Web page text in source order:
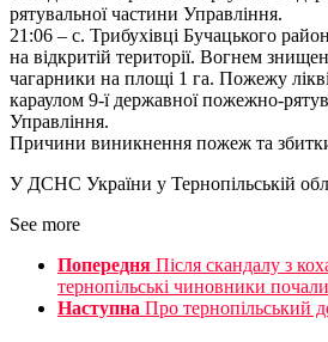
рятувальної частини Управління.
21:06 – с. Трибухівці Бучацького
на відкритій території. Вогнем
чагарники на площі 1 га. Пожежу
караулом 9-ї державної пожежно-
Управління.
Причини виникнення пожеж та
У ДСНС України у Тернопільській
See more
Попередня Після скандалу з
тернопільські чиновники
Наступна Про тернопільський